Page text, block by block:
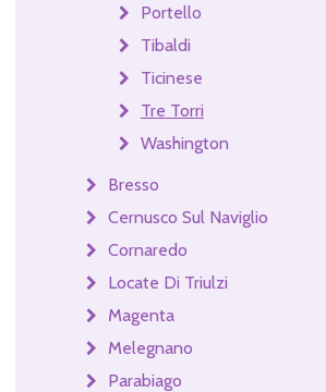
Portello
Tibaldi
Ticinese
Tre Torri
Washington
Bresso
Cernusco Sul Naviglio
Cornaredo
Locate Di Triulzi
Magenta
Melegnano
Parabiago